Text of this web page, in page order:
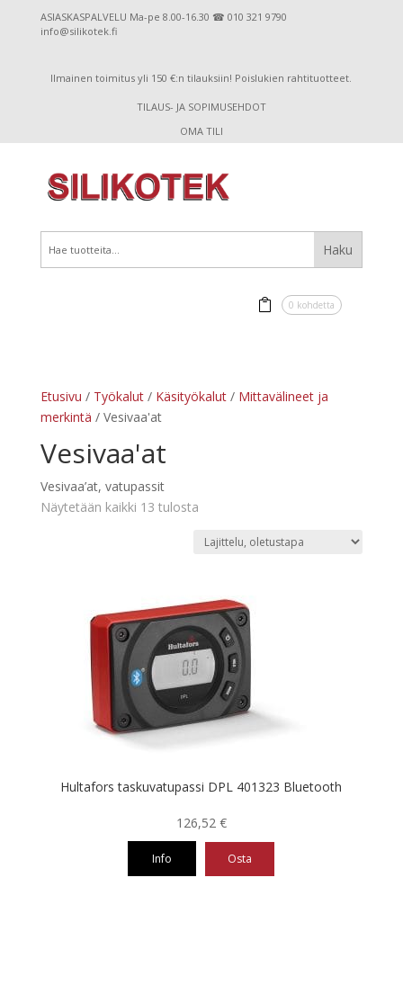
ASIASKASPALVELU Ma-pe 8.00-16.30 ☎ 010 321 9790
info@silikotek.fi
Ilmainen toimitus yli 150 €:n tilauksiin! Poislukien rahtituotteet.
TILAUS- JA SOPIMUSEHDOT
OMA TILI
0 kohdetta
Etusivu / Työkalut/ Käsityökalut/ Mittavälineet ja
merkintä / Vesivaa'at
Vesivaa'at
Vesivaa’at, vatupassit
Näytetään kaikki 13 tulosta
Hultafors taskuvatupassi DPL 401323 Bluetooth
126,52 €
Info Osta